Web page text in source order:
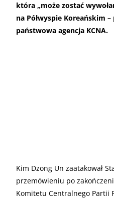
która „może zostać
na Półwyspie Koreańskim
państwowa agencja KCNA.
Kim Dzong Un zaatakował
przemówieniu po
Komitetu Centralnego Partii